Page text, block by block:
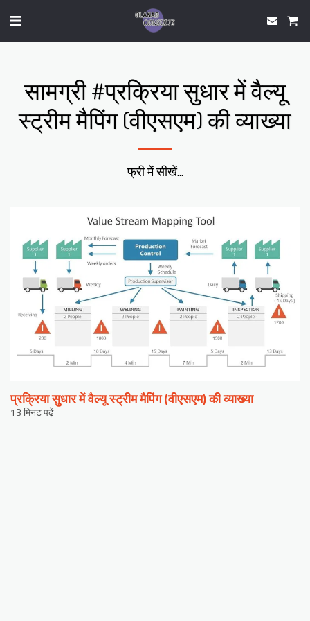
सामग्री #प्रक्रिया सुधार में वैल्यू
स्ट्रीम मैपिंग (वीएसएम) की व्याख्या
फ्री में सीखें...
प्रक्रिया सुधार में वैल्यू स्ट्रीम मैपिंग (वीएसएम) की व्याख्या
13 मिनट पढ़ें